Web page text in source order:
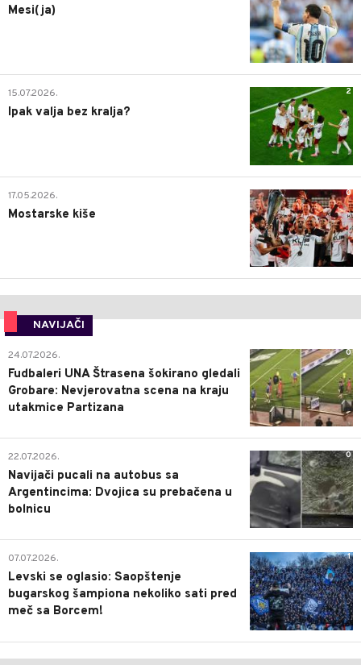
Mesi(ja)
2
15.07.2026.
Ipak valja bez kralja?
0
17.05.2026.
Mostarske kiše
NAVIJAČI
0
24.07.2026.
Fudbaleri UNA Štrasena šokirano gledali
Grobare: Nevjerovatna scena na kraju
utakmice Partizana
0
22.07.2026.
Navijači pucali na autobus sa
Argentincima: Dvojica su prebačena u
bolnicu
1
07.07.2026.
Levski se oglasio: Saopštenje
bugarskog šampiona nekoliko sati pred
meč sa Borcem!